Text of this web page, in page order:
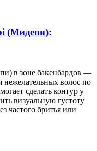
(Мидепи):
в зоне бакенбардов —
нежелательных волос по
сделать контур у
визуальную густоту
частого бритья или